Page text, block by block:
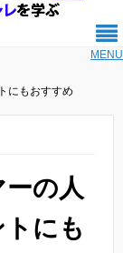
MENU
にもおすすめ
の人
にも